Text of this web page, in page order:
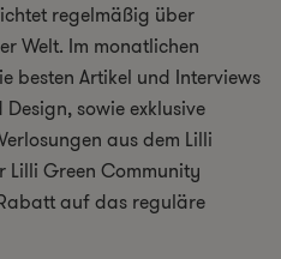
regelmäßig über
Welt. Im monatlichen
besten Artikel und Interviews
sowie exklusive
aus dem Lilli
Lilli Green Community
auf das reguläre